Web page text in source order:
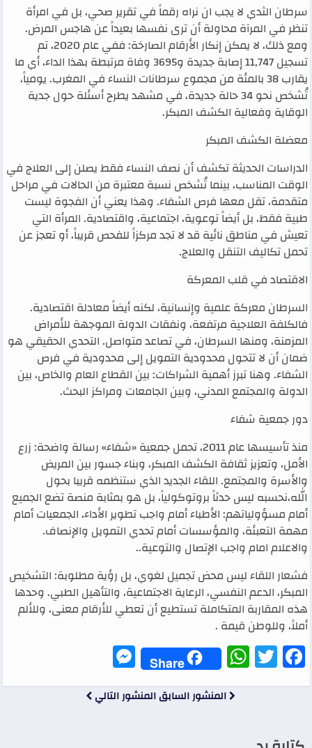
سرطان الثدي لا يجب ان نراه رقماً في تقرير صحي، بل في امرأة
تنظر في المرآة محاولة أن ترى نفسها بعيداً عن هاجس المرض.
ومع ذلك، لا يمكن إنكار الأرقام الصارخة: ففي عام 2020، تم
تسجيل 11,747 إصابة جديدة و3695 وفاة مرتبطة بهذا الداء، أي ما
يقارب 38 بالمئة من مجموع سرطانات النساء في المغرب. يومياً،
تُشخص نحو 34 حالة جديدة، في مشهد يطرح أسئلة حول جدية
الوقاية وفعالية الكشف المبكر.
معضلة الكشف المبكر
الدراسات الحديثة تكشف أن نصف النساء فقط يصلن إلى العلاج في
الوقت المناسب، بينما تُشخص نسبة معتبرة من الحالات في مراحل
متقدمة، تقل معها فرص الشفاء. وهذا يعني أن الفجوة ليست
طبية فقط، بل أيضاً توعوية، اجتماعية، واقتصادية. المرأة التي
تعيش في مناطق نائية قد لا تجد مركزاً للفحص قريباً، أو تعجز عن
تحمل تكاليف التنقل والعلاج.
الاقتصاد في قلب المعركة
السرطان معركة علمية وإنسانية، لكنه أيضاً معادلة اقتصادية.
فالكلفة العلاجية مرتفعة، ونفقات الدولة الموجهة للأمراض
المزمنة، ومنها السرطان، في تصاعد متواصل. التحدي الحقيقي هو
ضمان أن لا تتحول محدودية التمويل إلى محدودية في فرص
الشفاء. وهنا تبرز أهمية الشراكات: بين القطاع العام والخاص، بين
الدولة والمجتمع المدني، وبين الجامعات ومراكز البحث.
دور جمعية شفاء
منذ تأسيسها عام 2011، تحمل جمعية «شفاء» رسالة واضحة: زرع
الأمل، وتعزيز ثقافة الكشف المبكر، وبناء جسور بين المريض
والأسرة والمجتمع. اللقاء الجديد الذي ستنظمه قريبا بحول
الله،نحسبه ليس حدثاً بروتوكولياً، بل هو بمثابة منصة تضع الجميع
أمام مسؤولياتهم: الأطباء أمام واجب تطوير الأداء، الجمعيات أمام
مهمة التعبئة، والمؤسسات أمام تحدي التمويل والإنصاف.
والاعلام امام واجب الإتصال والتوعية..
فشعار اللقاء ليس محض تجميل لغوي، بل رؤية مطلوبة: التشخيص
المبكر، الدعم النفسي، الرعاية الاجتماعية، والتأهيل الطبي. وحدها
هذه المقاربة المتكاملة تستطيع أن تعطي للأرقام معنى، وللألم
أملاً، وللوطن قيمة .
Facebook
Twitter
WhatsApp
Share
المنشور السابقالمنشور التالي